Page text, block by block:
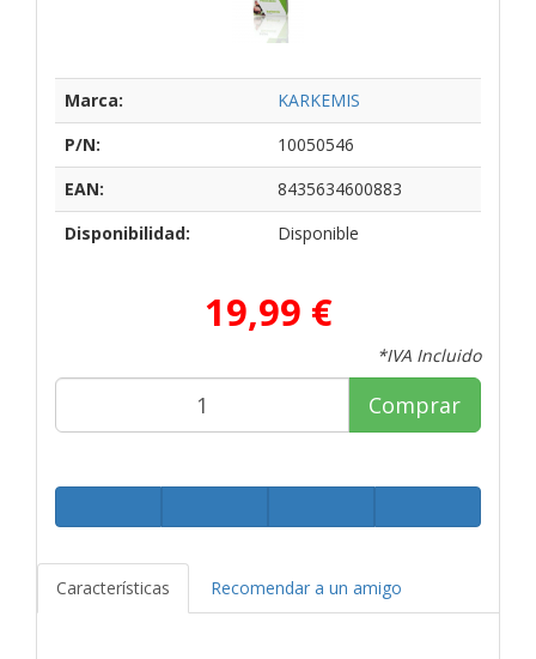
Marca:
KARKEMIS
P/N:
10050546
EAN:
8435634600883
Disponibilidad:
Disponible
19,99 €
*IVA Incluido
Comprar
Características Recomendar a un amigo